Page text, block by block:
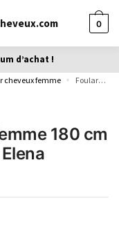
0
d’achat !
cheveux femme » Foulard pour cheveux femme 180 cm couleur bleue – Modèle Elena
180 cm